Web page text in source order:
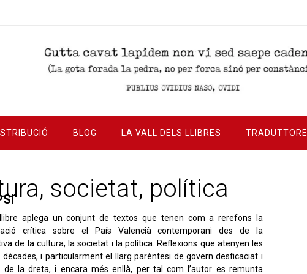
BLOG LA VALL DELS LLIBRES TRADUTTORE
societat, política
aplega un conjunt de textos que tenen com a rerefons la
crítica sobre el País Valencià contemporani des de la
de la cultura, la societat i la política. Reflexions que atenyen les
dècades, i particularment el llarg parèntesi de govern desficaciat i
de la dreta, i encara més enllà, per tal com l’autor es remunta